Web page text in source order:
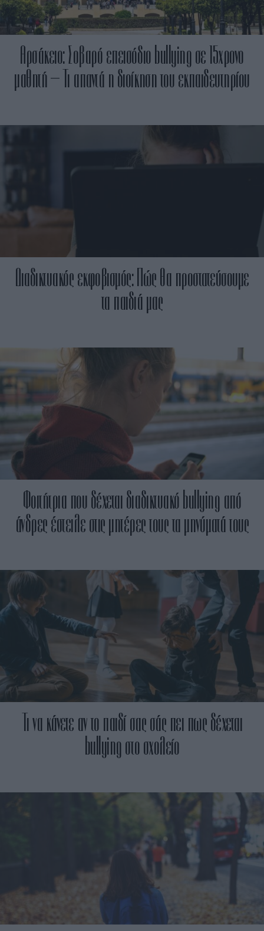
Αρσάκειο: Σοβαρό επεισόδιο bullying σε 15χρονο
μαθητή – Τι απαντά η διοίκηση του εκπαιδευτηρίου
Διαδικτυακός εκφοβισμός: Πώς θα προστατεύσουμε
τα παιδιά μας
Φοιτήτρια που δέχεται διαδικτυακό bullying από
άνδρες έστειλε στις μητέρες τους τα μηνύματά τους
Τι να κάνετε αν το παιδί σας σάς πει πως δέχεται
bullying στο σχολείο